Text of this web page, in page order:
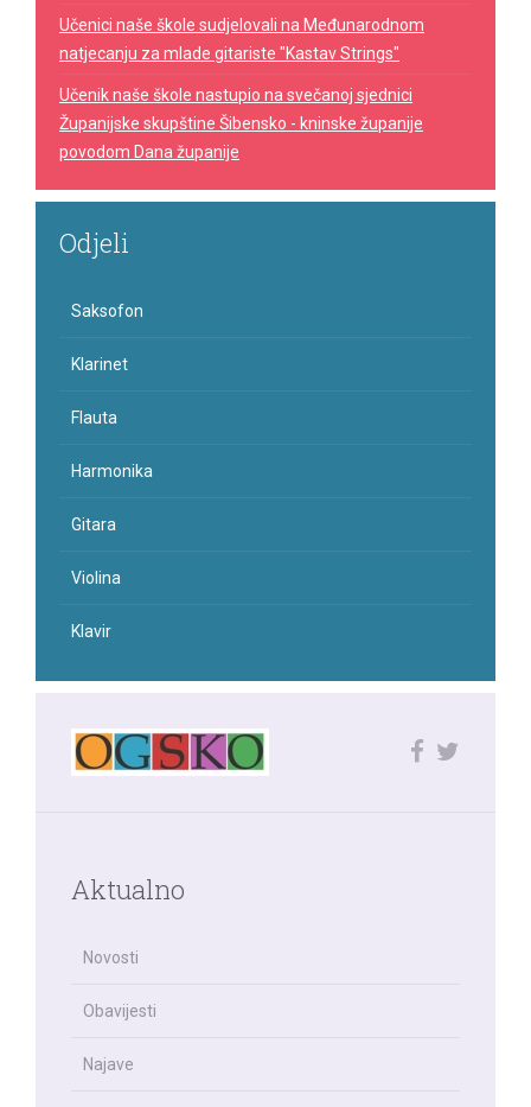
Učenici naše škole sudjelovali na Međunarodnom
natjecanju za mlade gitariste "Kastav Strings"
Učenik naše škole nastupio na svečanoj sjednici
Županijske skupštine Šibensko - kninske županije
povodom Dana županije
Odjeli
Saksofon
Klarinet
Flauta
Harmonika
Gitara
Violina
Klavir
Aktualno
Novosti
Obavijesti
Najave